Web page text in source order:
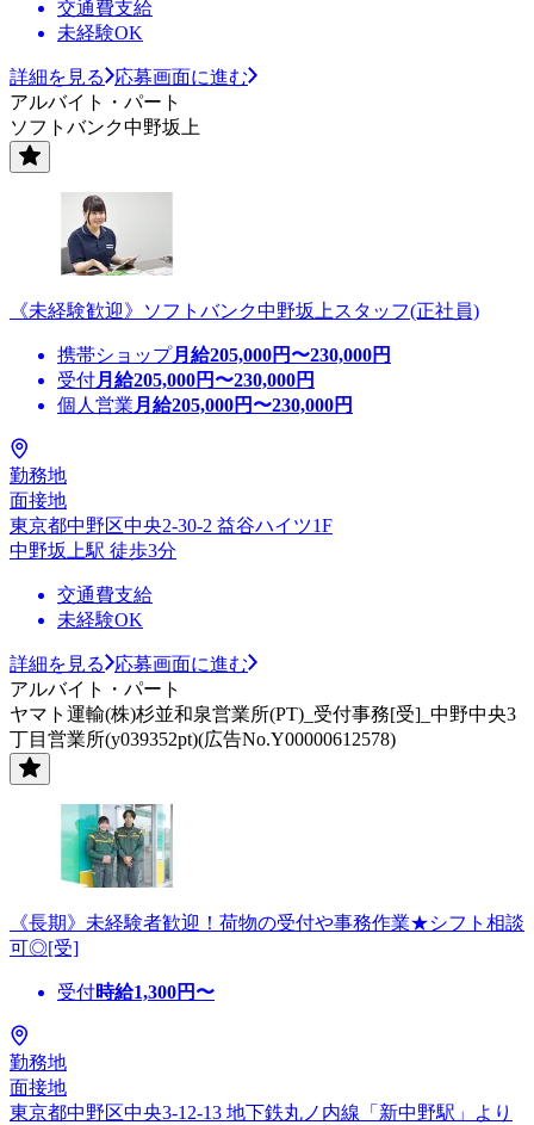
交通費支給
未経験OK
詳細を見る
応募画面に進む
アルバイト・パート
ソフトバンク中野坂上
《未経験歓迎》ソフトバンク中野坂上スタッフ(正社員)
携帯ショップ月給205,000円〜230,000円
受付月給205,000円〜230,000円
個人営業 月給205,000円〜230,000円
勤務地
面接地
東京都中野区中央2-30-2 益谷ハイツ1F
中野坂上駅 徒歩3分
交通費支給
未経験OK
詳細を見る
応募画面に進む
アルバイト・パート
ヤマト運輸(株)杉並和泉営業所(PT)_受付事務[受]_中野中央3
丁目営業所(y039352pt)(広告No.Y00000612578)
《長期》未経験者歓迎！荷物の受付や事務作業★シフト相談
可◎[受]
受付時給1,300円〜
勤務地
面接地
東京都中野区中央3-12-13 地下鉄丸ノ内線「新中野駅」より